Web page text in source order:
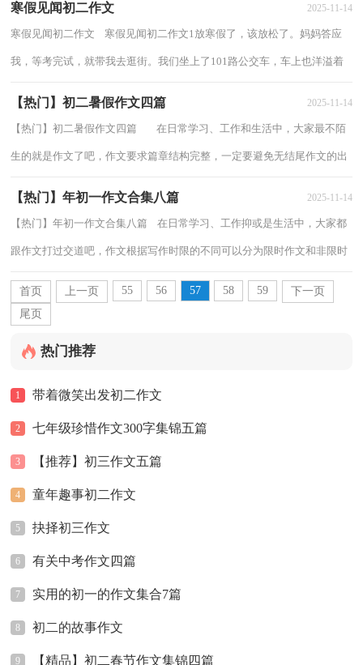
寒假见闻初二作文 2025-11-14
寒假见闻初二作文 寒假见闻初二作文1放寒假了，该放松了。妈妈答应
我，等考完试，就带我去逛街。我们坐上了101路公交车，车上也洋溢着
【热门】初二暑假作文四篇 2025-11-14
【热门】初二暑假作文四篇 在日常学习、工作和生活中，大家最不陌
生的就是作文了吧，作文要求篇章结构完整，一定要避免无结尾作文的出
【热门】年初一作文合集八篇 2025-11-14
【热门】年初一作文合集八篇 在日常学习、工作抑或是生活中，大家都
跟作文打过交道吧，作文根据写作时限的不同可以分为限时作文和非限时
作文。你所见过的作文是什么样的呢？下...
首页
上一页 55 56 57 58 59
下一页
尾页
热门推荐
1 带着微笑出发初二作文
2 七年级珍惜作文300字集锦五篇
3 【推荐】初三作文五篇
4 童年趣事初二作文
5 抉择初三作文
6 有关中考作文四篇
7 实用的初一的作文集合7篇
8 初二的故事作文
9 【精品】初二春节作文集锦四篇